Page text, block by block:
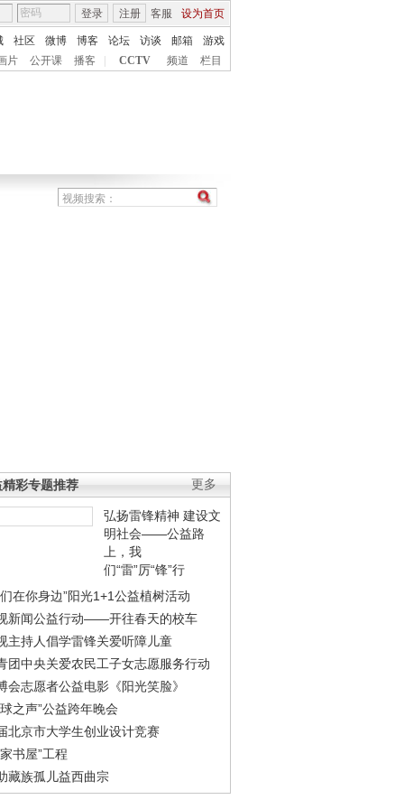
客服 设为首页
登录 注册
社区 微博 博客 论坛 访谈 邮箱
游戏
片 公开课 播客 CCTV 频道 栏目
更多
彩专题推荐
弘扬雷锋精神 建设文
明社会——公益路
上，我
们“雷”厉“锋”行
在你身边”阳光1+1公益植树活动
新闻公益行动——开往春天的校车
主持人倡学雷锋关爱听障儿童
团中央关爱农民工子女志愿服务行动
会志愿者公益电影《阳光笑脸》
之声”公益跨年晚会
北京市大学生创业设计竞赛
书屋”工程
藏族孤儿益西曲宗